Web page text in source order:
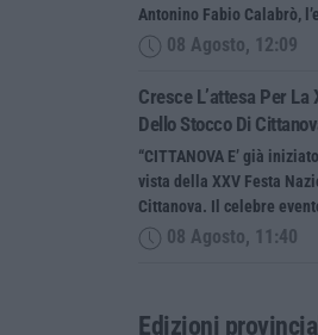
Antonino Fabio Calabrò,
08 Agosto, 12:09
Cresce L’attesa Per La
Dello Stocco Di
“CITTANOVA E’ già
vista della XXV Festa
Cittanova. Il celebre
08 Agosto, 11:40
Edizioni